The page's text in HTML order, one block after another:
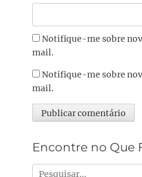
Notifique-me sobre
mail.
Notifique-me sobre
mail.
Encontre no Que
Pesquisar